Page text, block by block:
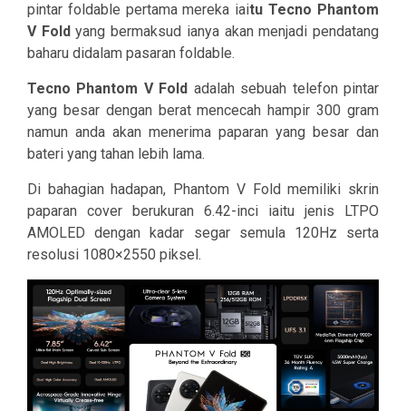
pintar foldable pertama mereka iaitu Tecno Phantom
V Fold yang bermaksud ianya akan menjadi pendatang
baharu didalam pasaran foldable.
Tecno Phantom V Fold adalah sebuah telefon pintar
yang besar dengan berat mencecah hampir 300 gram
namun anda akan menerima paparan yang besar dan
bateri yang tahan lebih lama.
Di bahagian hadapan, Phantom V Fold memiliki skrin
paparan cover berukuran 6.42-inci iaitu jenis LTPO
AMOLED dengan kadar segar semula 120Hz serta
resolusi 1080×2550 piksel.